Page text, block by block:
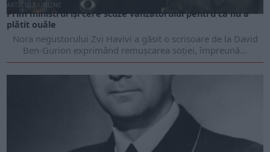
ARTICOLE ONLINE
Prim ministrul își cere scuze vânzătorului pentru că nu a
plătit ouăle
Nora negustorului Zvi Havivi a găsit o scrisoare de la David
Ben-Gurion exprimând remușcarea soției, împreună...